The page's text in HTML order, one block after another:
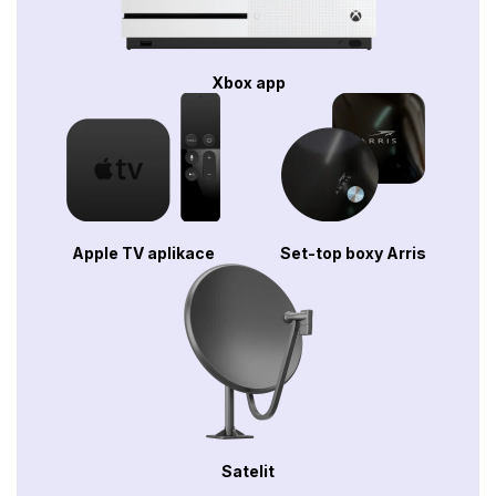
Xbox app
Apple TV aplikace Set-top boxy Arris
Satelit